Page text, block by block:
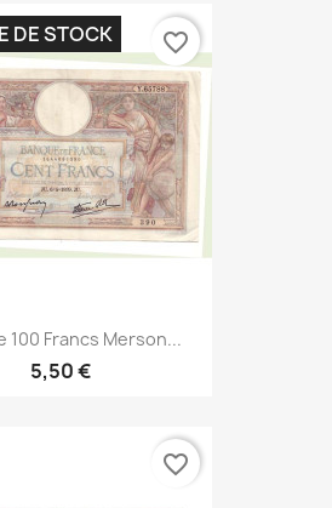
100 Francs Merson...
5,50 €
DE STOCK favorite_border
favorite_border